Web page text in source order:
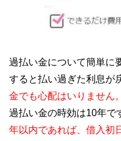
過払い金について簡単に
すると払い過ぎた利息が
金でも心配はいりません。
過払い金の時効は10年で
年以内であれば、借入初